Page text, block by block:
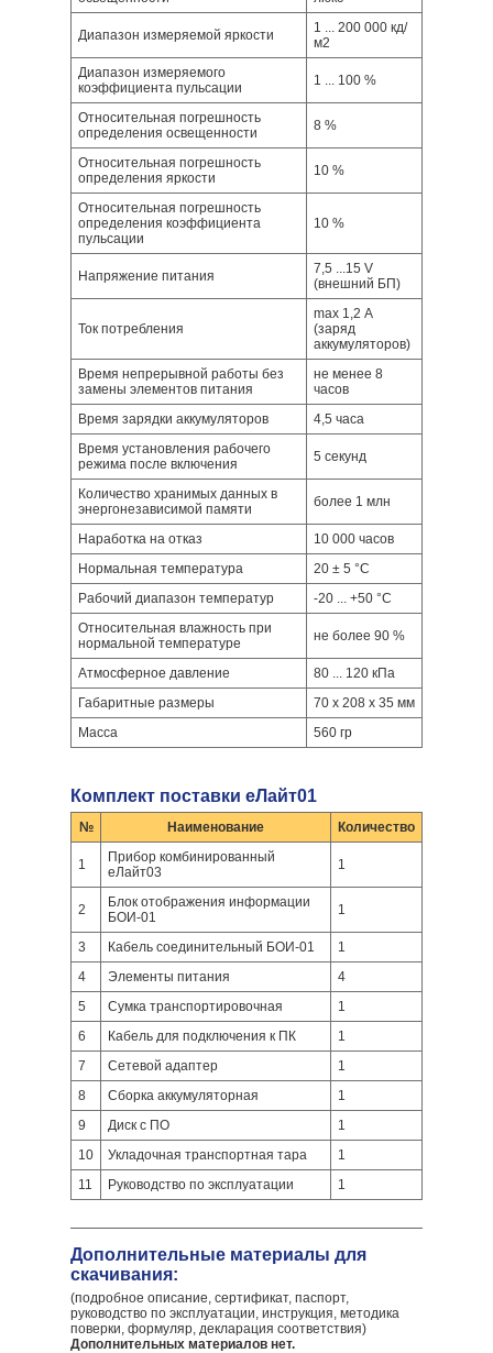
Диапазон измеряемой яркости
1 ... 200 000 кд/
м2
Диапазон измеряемого
коэффициента пульсации
1 ... 100 %
Относительная погрешность
определения освещенности
8 %
Относительная погрешность
определения яркости
10 %
Относительная погрешность
определения коэффициента
пульсации
10 %
Напряжение питания
7,5 ...15 V
(внешний БП)
Ток потребления
max 1,2 А
(заряд
аккумуляторов)
Время непрерывной работы без
замены элементов питания
не менее 8
часов
Время зарядки аккумуляторов
4,5 часа
Время установления рабочего
режима после включения
5 секунд
Количество хранимых данных в
энергонезависимой памяти
более 1 млн
Наработка на отказ
10 000 часов
Нормальная температура
20 ± 5 °C
Рабочий диапазон температур
-20 ... +50 °C
Относительная влажность при
нормальной температуре
не более 90 %
Атмосферное давление
80 ... 120 кПа
Габаритные размеры
70 х 208 х 35 мм
Масса
560 гр
Комплект поставки еЛайт01
№ Наименование Количество
1
Прибор комбинированный
еЛайт03
1
2
Блок отображения информации
БОИ-01
1
3 Кабель соединительный БОИ-01
1
4
Элементы питания
4
5
Сумка транспортировочная
1
6
Кабель для подключения к ПК
1
7
Сетевой адаптер
1
8
Сборка аккумуляторная
1
9
Диск с ПО
1
10
Укладочная транспортная тара
1
11
Руководство по эксплуатации 1
Дополнительные материалы для
скачивания:
(подробное описание, сертификат, паспорт,
руководство по эксплуатации, инструкция, методика
поверки, формуляр, декларация соответствия)
Дополнительных материалов нет.